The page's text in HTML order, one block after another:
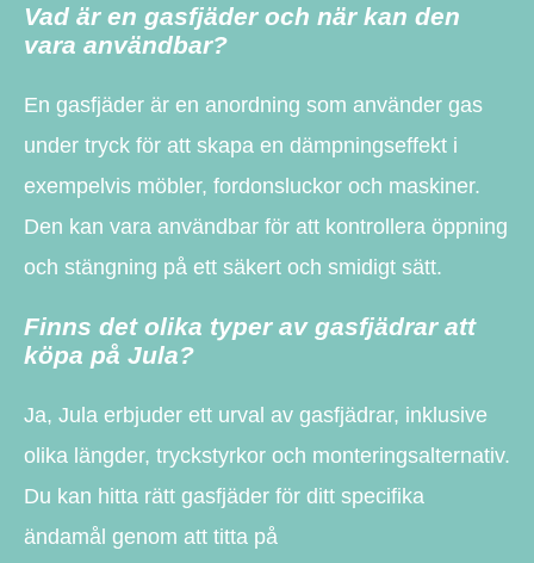
Vad är en gasfjäder och när kan den
vara användbar?
En gasfjäder är en anordning som använder gas
under tryck för att skapa en dämpningseffekt i
exempelvis möbler, fordonsluckor och maskiner.
Den kan vara användbar för att kontrollera öppning
och stängning på ett säkert och smidigt sätt.
Finns det olika typer av gasfjädrar att
köpa på Jula?
Ja, Jula erbjuder ett urval av gasfjädrar, inklusive
olika längder, tryckstyrkor och monteringsalternativ.
Du kan hitta rätt gasfjäder för ditt specifika
ändamål genom att titta på